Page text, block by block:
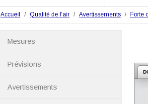
Accueil Qualité de l'air Avertissements Forte
Mesures
Prévisions
Avertissements